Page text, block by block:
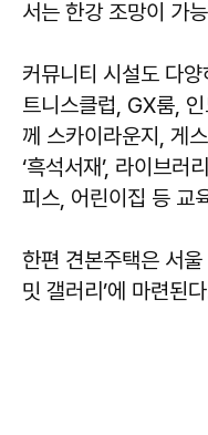
서는 한강 조망이 가
커뮤니티 시설도 다
트니스클럽, GX룸,
께 스카이라운지, 게
‘흑석서재’, 라이브러
피스, 어린이집 등 교
한편 견본주택은 서
밋 갤러리’에 마련된